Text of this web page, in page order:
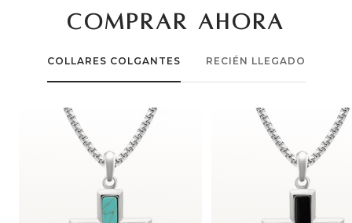
COMPRAR AHORA
COLLARES COLGANTES RECIÉN LLEGADO